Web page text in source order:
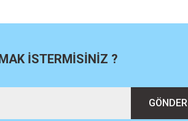
İSTERMİSİNİZ ?
GÖNDER